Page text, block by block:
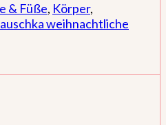
& Füße, Körper,
weihnachtliche